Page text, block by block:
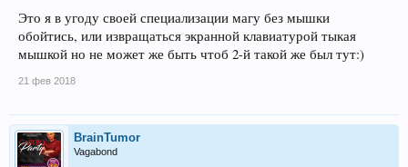
Это я в угоду своей специализации магу без мышки
обойтись, или извращаться экранной клавиатурой тыкая
мышкой но не может же быть чтоб 2-й такой же был тут:)
21 фев 2018
BrainTumor
Vagabond